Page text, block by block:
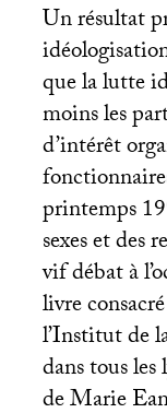
Un résultat
que la lutte
moins les
d’intérêt
printemps
sexes et des
vif débat à
livre
l’Institut de
dans tous les
de Marie